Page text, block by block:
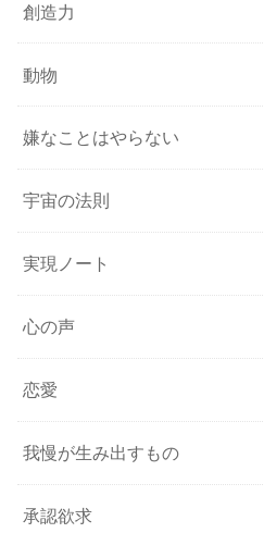
創造力
動物
嫌なことはやらない
宇宙の法則
実現ノート
心の声
恋愛
我慢が生み出すもの
承認欲求